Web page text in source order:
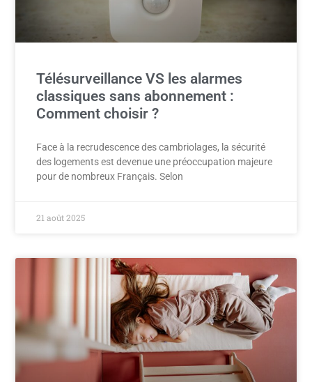
Télésurveillance VS les alarmes
classiques sans abonnement :
Comment choisir ?
Face à la recrudescence des cambriolages, la sécurité
des logements est devenue une préoccupation majeure
pour de nombreux Français. Selon
21 août 2025